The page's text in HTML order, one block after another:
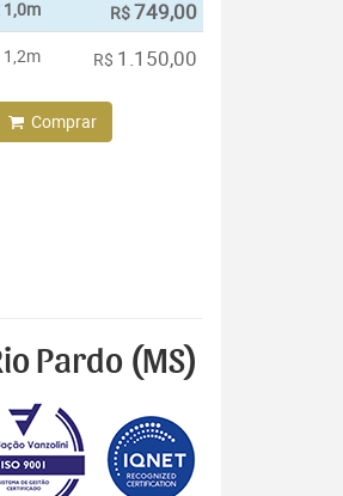
1,0m R$749,00
R$ 1.150,00
Comprar
Pardo (MS)